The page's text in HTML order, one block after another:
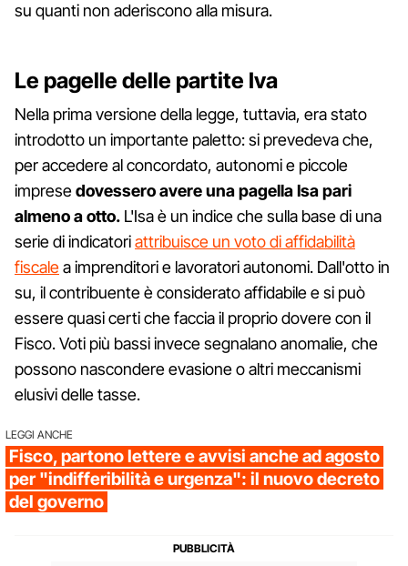
su quanti non aderiscono alla misura.
Le pagelle delle partite Iva
Nella prima versione della legge, tuttavia, era stato
introdotto un importante paletto: si prevedeva che,
per accedere al concordato, autonomi e piccole
impresedovessero avere una pagella Isa pari
almeno a otto. L'Isa è un indice che sulla base di una
serie di indicatoriattribuisce un voto di affidabilità
fiscalea imprenditori e lavoratori autonomi. Dall'otto in
su, il contribuente è considerato affidabile e si può
essere quasi certi che faccia il proprio dovere con il
Fisco. Voti più bassi invece segnalano anomalie, che
possono nascondere evasione o altri meccanismi
elusivi delle tasse.
LEGGI ANCHE
Fisco, partono lettere e avvisi anche ad agosto
per "indifferibilità e urgenza": il nuovo decreto
del governo